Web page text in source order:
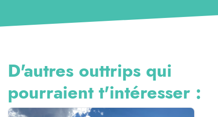
D'autres outtrips qui
pourraient t'intéresser :